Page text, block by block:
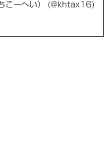
こーへい） (@khtax16)